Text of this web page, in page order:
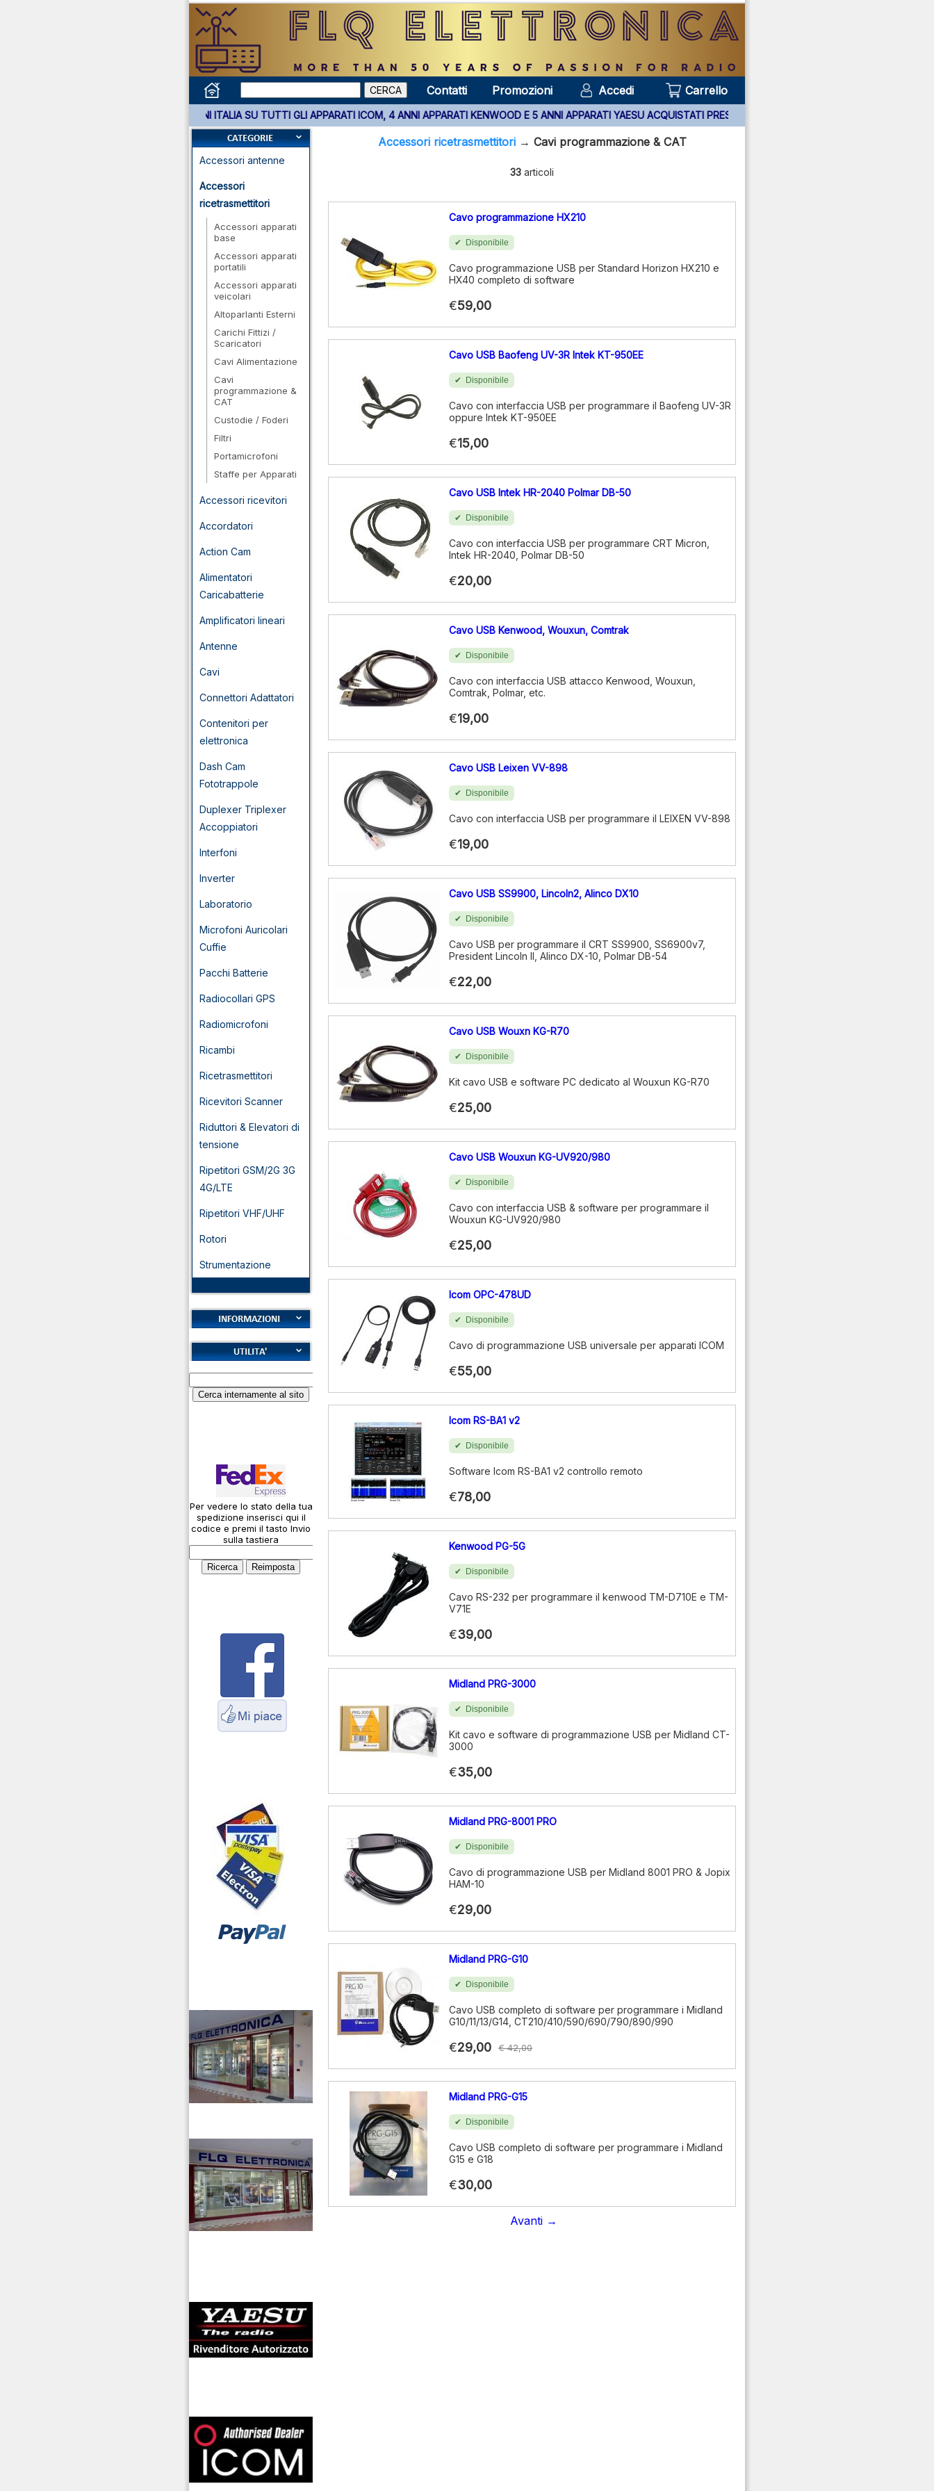
Contatti Promozioni Accedi Carrello
*** GARANZIA 3 ANNI ITALIA SU TUTTI GLI APPARATI ICOM, 4 ANNI APPARATI KENWOOD E 5 ANNI APPARATI YAESU ACQUISTATI PRESSO DI NOI ***
Accessori antenne
Accessori
ricetrasmettitori
Accessori apparati
base
Accessori apparati
portatili
Accessori apparati
veicolari
Altoparlanti Esterni
Carichi Fittizi /
Scaricatori
Cavi Alimentazione
Cavi
programmazione &
CAT
Custodie / Foderi
Filtri
Portamicrofoni
Staffe per Apparati
Accessori ricevitori
Accordatori
Action Cam
Alimentatori
Caricabatterie
Amplificatori lineari
Antenne
Cavi
Connettori Adattatori
Contenitori per
elettronica
Dash Cam
Fototrappole
Duplexer Triplexer
Accoppiatori
Interfoni
Inverter
Laboratorio
Microfoni Auricolari
Cuffie
Pacchi Batterie
Radiocollari GPS
Radiomicrofoni
Ricambi
Ricetrasmettitori
Ricevitori Scanner
Riduttori & Elevatori di
tensione
Ripetitori GSM/2G 3G
4G/LTE
Ripetitori VHF/UHF
Rotori
Strumentazione
Cookies
Diritto di recesso
Informativa sulla privacy
Alfabeto Fonetico ICAO
Calcolatore
attenuazione cavi
Connessioni
microfoniche
Cosa è l' ADS-B
Montaggio connettori
Parliamo di antenne e
cavi
Per vedere lo stato della tua
spedizione inserisci qui il
codice e premi il tasto Invio
sulla tastiera
Accessori ricetrasmettitori → Cavi programmazione & CAT
33 articoli
Cavo programmazione HX210
Disponibile
Cavo programmazione USB per Standard Horizon HX210 e
HX40 completo di software
€59,00
Cavo USB Baofeng UV-3R Intek KT-950EE
Disponibile
Cavo con interfaccia USB per programmare il Baofeng UV-3R
oppure Intek KT-950EE
€15,00
Cavo USB Intek HR-2040 Polmar DB-50
Disponibile
Cavo con interfaccia USB per programmare CRT Micron,
Intek HR-2040, Polmar DB-50
€20,00
Cavo USB Kenwood, Wouxun, Comtrak
Disponibile
Cavo con interfaccia USB attacco Kenwood, Wouxun,
Comtrak, Polmar, etc.
€19,00
Cavo USB Leixen VV-898
Disponibile
Cavo con interfaccia USB per programmare il LEIXEN VV-898
€19,00
Cavo USB SS9900, Lincoln2, Alinco DX10
Disponibile
Cavo USB per programmare il CRT SS9900, SS6900v7,
President Lincoln II, Alinco DX-10, Polmar DB-54
€22,00
Cavo USB Wouxn KG-R70
Disponibile
Kit cavo USB e software PC dedicato al Wouxun KG-R70
€25,00
Cavo USB Wouxun KG-UV920/980
Disponibile
Cavo con interfaccia USB & software per programmare il
Wouxun KG-UV920/980
€25,00
Icom OPC-478UD
Disponibile
Cavo di programmazione USB universale per apparati ICOM
€55,00
Icom RS-BA1 v2
Disponibile
Software Icom RS-BA1 v2 controllo remoto
€78,00
Kenwood PG-5G
Disponibile
Cavo RS-232 per programmare il kenwood TM-D710E e TM-
V71E
€39,00
Midland PRG-3000
Disponibile
Kit cavo e software di programmazione USB per Midland CT-
3000
€35,00
Midland PRG-8001 PRO
Disponibile
Cavo di programmazione USB per Midland 8001 PRO & Jopix
HAM-10
€29,00
Midland PRG-G10
Disponibile
Cavo USB completo di software per programmare i Midland
G10/11/13/G14, CT210/410/590/690/790/890/990
€29,00 € 42,00
Midland PRG-G15
Disponibile
Cavo USB completo di software per programmare i Midland
G15 e G18
€30,00
Avanti →